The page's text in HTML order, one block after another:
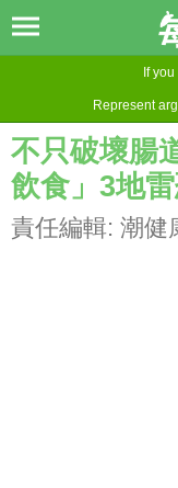
If
Represent
不只破壞腸
飲食」3地
責任編輯: 潮健